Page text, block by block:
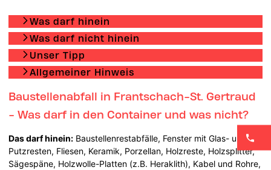
Was darf hinein
Was darf nicht hinein
Unser Tipp
Allgemeiner Hinweis
Baustellenabfall in Frantschach-St. Gertraud
- Was darf in den Container und was nicht?
Das darf hinein: Baustellenrestabfälle, Fenster mit Glas- und
Putzresten, Fliesen, Keramik, Porzellan, Holzreste, Holzsplitter,
Sägespäne, Holzwolle-Platten (z.B. Heraklith), Kabel und Rohre,